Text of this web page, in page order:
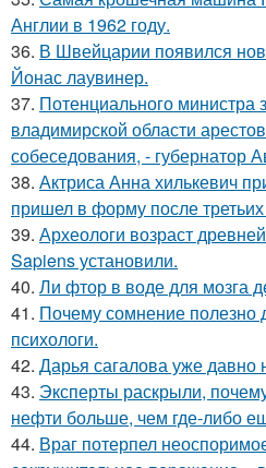
Англии в 1962 году.
36. В Швейцарии появился
Йонас лаувинер.
37. Потенциального министра
владимирской области
собеседования, - губернатор
38. Актриса Анна хилькевич
пришел в форму после
39. Археологи возраст
Sapiens установили.
40. Ли фтор в воде для мозга
41. Почему сомнение полезно
психологи.
42. Дарья сагалова уже давно
43. Эксперты раскрыли,
нефти больше, чем где-либо
44. Враг потерпел